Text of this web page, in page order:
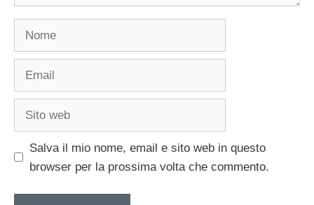
Salva il mio nome, email e sito web in questo
browser per la prossima volta che commento.